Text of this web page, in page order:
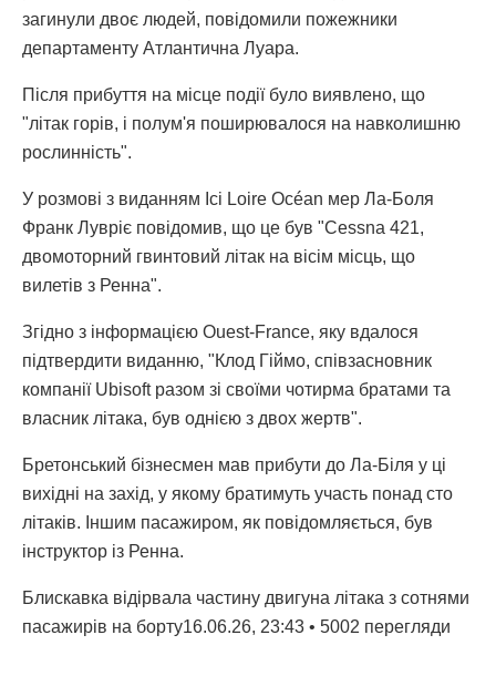
загинули двоє людей, повідомили пожежники
департаменту Атлантична Луара.
Після прибуття на місце події було виявлено, що
"літак горів, і полум'я поширювалося на навколишню
рослинність".
У розмові з виданням Ici Loire Océan мер Ла-Боля
Франк Лувріє повідомив, що це був "Cessna 421,
двомоторний гвинтовий літак на вісім місць, що
вилетів з Ренна".
Згідно з інформацією Ouest-France, яку вдалося
підтвердити виданню, "Клод Гіймо, співзасновник
компанії Ubisoft разом зі своїми чотирма братами та
власник літака, був однією з двох жертв".
Бретонський бізнесмен мав прибути до Ла-Біля у ці
вихідні на захід, у якому братимуть участь понад сто
літаків. Іншим пасажиром, як повідомляється, був
інструктор із Ренна.
Блискавка відірвала частину двигуна літака з сотнями
пасажирів на борту16.06.26, 23:43 • 5002 перегляди